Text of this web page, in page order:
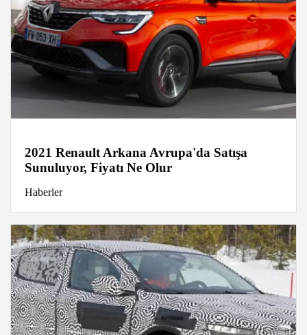
2021 Renault Arkana Avrupa'da Satışa
Sunuluyor, Fiyatı Ne Olur
Haberler